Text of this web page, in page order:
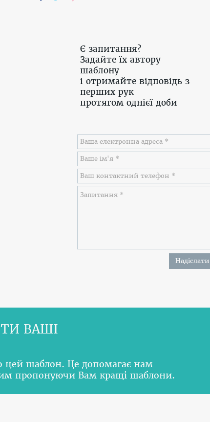
Є запитання?
Задайте їх автору
шаблону
і отримайте відповідь з
перших рук
протягом однієї доби
Надіслати
ВАШІ
цей шаблон. Це допомагає нам
пропонуючи Вам кращі шаблони.